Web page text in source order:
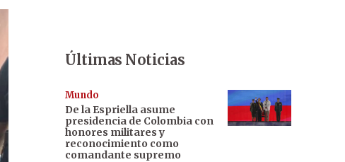
Últimas Noticias
Mundo
De la Espriella asume
presidencia de Colombia con
honores militares y
reconocimiento como
comandante supremo